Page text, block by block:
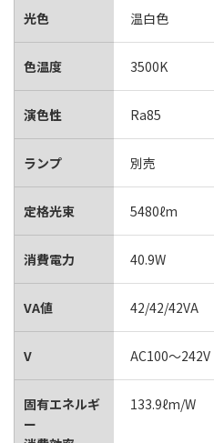
光色 温白色
色温度 3500K
演色性 Ra85
ランプ 別売
定格光束 5480ℓm
消費電力 40.9W
VA値 42/42/42VA
V AC100～242V
固有エネルギ
ー
133.9ℓm/W